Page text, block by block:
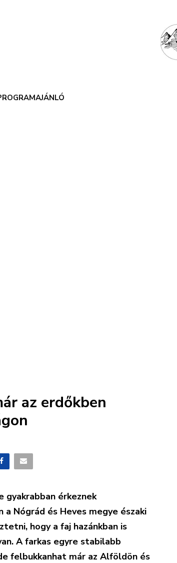
az erdőkben
gyakrabban érkeznek
Nógrád és Heves megye északi
hogy a faj hazánkban is
A farkas egyre stabilabb
felbukkanhat már az Alföldön és